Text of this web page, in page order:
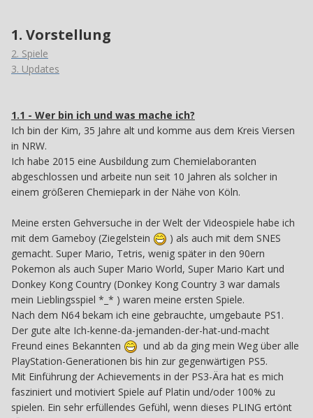
1. Vorstellung
2. Spiele
3. Updates
1.1 - Wer bin ich und was mache ich?
Ich bin der Kim, 35 Jahre alt und komme aus dem Kreis Viersen
in NRW.
Ich habe 2015 eine Ausbildung zum Chemielaboranten
abgeschlossen und arbeite nun seit 10 Jahren als solcher in
einem größeren Chemiepark in der Nähe von Köln.
Meine ersten Gehversuche in der Welt der Videospiele habe ich
mit dem Gameboy (Ziegelstein
) als auch mit dem SNES
gemacht. Super Mario, Tetris, wenig später in den 90ern
Pokemon als auch Super Mario World, Super Mario Kart und
Donkey Kong Country (Donkey Kong Country 3 war damals
mein Lieblingsspiel *_* ) waren meine ersten Spiele.
Nach dem N64 bekam ich eine gebrauchte, umgebaute PS1.
Der gute alte Ich-kenne-da-jemanden-der-hat-und-macht
Freund eines Bekannten
und ab da ging mein Weg über alle
PlayStation-Generationen bis hin zur gegenwärtigen PS5.
Mit Einführung der Achievements in der PS3-Ära hat es mich
fasziniert und motiviert Spiele auf Platin und/oder 100% zu
spielen. Ein sehr erfüllendes Gefühl, wenn dieses PLING ertönt